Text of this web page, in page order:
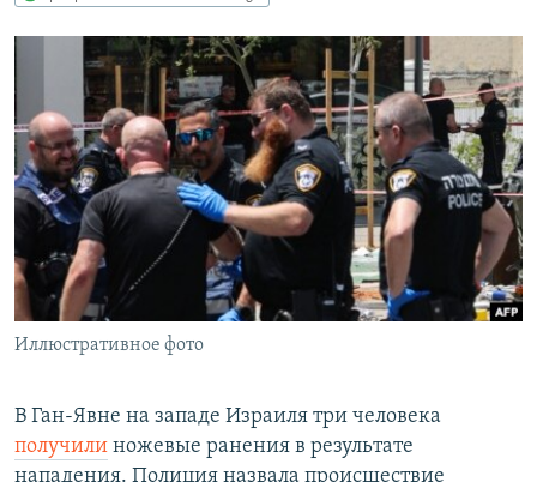
навигации
Вернутся
поиску
IDEL.РЕАЛИИ
КАВКАЗ.РЕАЛИИ
СЕВЕР.РЕАЛИИ
СИБИРЬ.РЕАЛИИ
РАСПИСАНИЕ ВЕЩАНИЯ
ПОДПИШИТЕСЬ НА РАССЫЛКУ
СОЦИАЛЬНЫЕ СЕТИ
Все сайты РСЕ/РС
Иллюстративное фото
В Ган-Явне на западе Израиля три человека
получили ножевые ранения в результате
нападения. Полиция назвала происшествие